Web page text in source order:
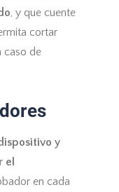
, y que cuente
cortar
caso de
y
el
en cada